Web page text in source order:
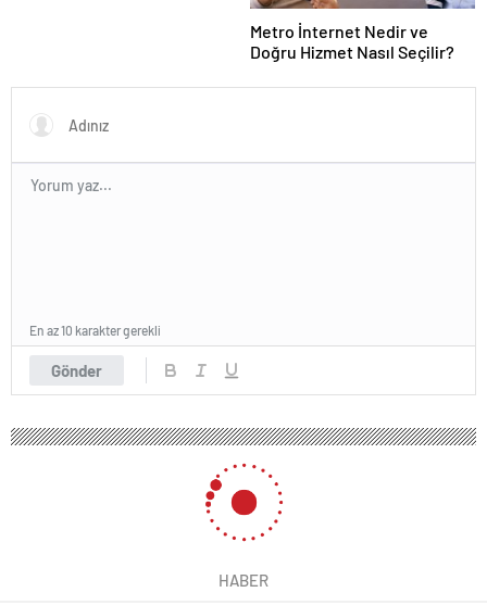
Metro İnternet Nedir ve
Doğru Hizmet Nasıl Seçilir?
Gönder
En az 10 karakter gerekli
HABER